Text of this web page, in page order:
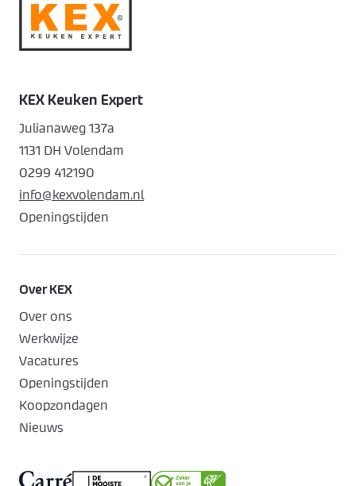
Over KEX
Over ons
Werkwijze
Vacatures
Openingstijden
Koopzondagen
Nieuws
KEX Keuken Expert
Julianaweg 137a
1131 DH Volendam
0299 412190
info@kexvolendam.nl
Openingstijden